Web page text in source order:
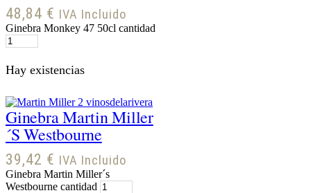
48,84 € IVA Incluido
Ginebra Monkey 47 50cl cantidad
Hay existencias
Ginebra Martin Miller
´s Westbourne
39,42 € IVA Incluido
Ginebra Martin Miller´s
Westbourne cantidad